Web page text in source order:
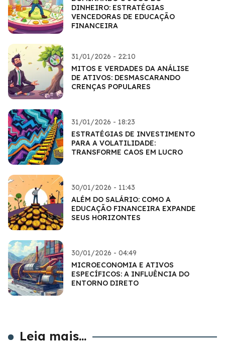
DINHEIRO: ESTRATÉGIAS
VENCEDORAS DE EDUCAÇÃO
FINANCEIRA
31/01/2026 - 22:10
MITOS E VERDADES DA ANÁLISE
DE ATIVOS: DESMASCARANDO
CRENÇAS POPULARES
31/01/2026 - 18:23
ESTRATÉGIAS DE INVESTIMENTO
PARA A VOLATILIDADE:
TRANSFORME CAOS EM LUCRO
30/01/2026 - 11:43
ALÉM DO SALÁRIO: COMO A
EDUCAÇÃO FINANCEIRA EXPANDE
SEUS HORIZONTES
30/01/2026 - 04:49
MICROECONOMIA E ATIVOS
ESPECÍFICOS: A INFLUÊNCIA DO
ENTORNO DIRETO
Leia mais...